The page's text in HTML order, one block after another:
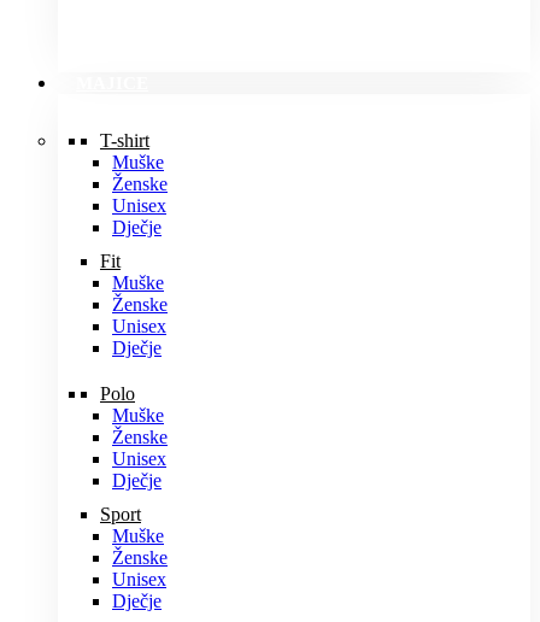
T-shirt
Muške
Ženske
Unisex
Dječje
Fit
Muške
Ženske
Unisex
Dječje
Polo
Muške
Ženske
Unisex
Dječje
Sport
Muške
Ženske
Unisex
Dječje